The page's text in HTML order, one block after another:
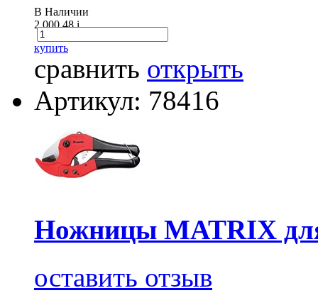
В Наличии
2 000.48i
купить
сравнить открыть
Артикул: 78416
Ножницы MATRIX
оставить отзыв